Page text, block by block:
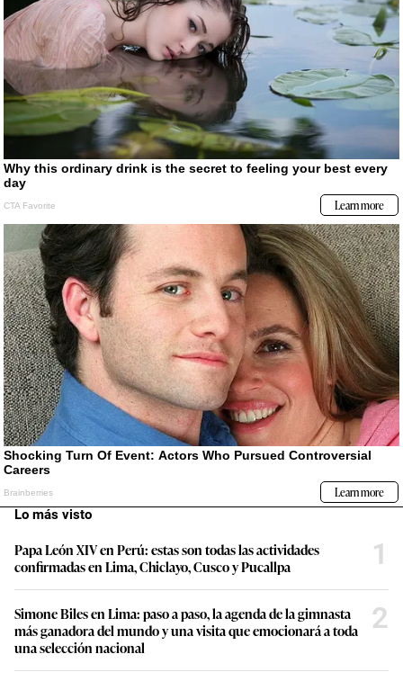
Lo más visto
Papa León XIV en Perú: estas son todas las actividades
confirmadas en Lima, Chiclayo, Cusco y Pucallpa
1
Simone Biles en Lima: paso a paso, la agenda de la gimnasta
más ganadora del mundo y una visita que emocionará a toda
una selección nacional
2